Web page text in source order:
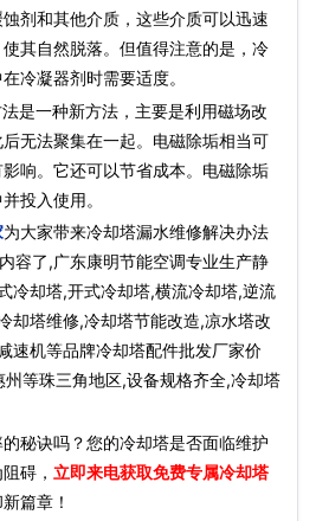
剂和其他介质，这些介质可以迅速
其自然脱落。但值得注意的是，冷
冷凝器剂时需要适度。
一种新方法，主要是利用磁场改
无法聚集在一起。电磁除垢相当可
响。它还可以节省成本。电磁除垢
投入使用。
为大家带来冷却塔漏水维修解决办法
容了,广东康明节能空调专业生产静
冷却塔,开式冷却塔,横流冷却塔,逆流
却塔维修,冷却塔节能改造,凉水塔改
速机等品牌冷却塔配件批发厂家价
等珠三角地区,设备规格齐全,冷却塔
秘诀吗？您的冷却塔是否面临维护
碍， 立即来电获取免费专属冷却塔
篇章！